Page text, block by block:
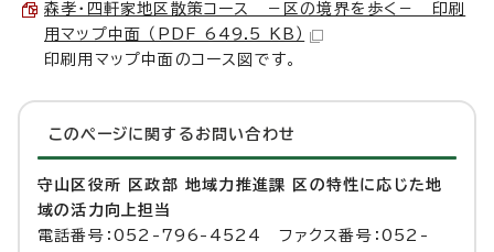
森孝・四軒家地区散策コース －区の境界を歩く－ 印刷
用マップ中面 （PDF 649.5 KB）
印刷用マップ中面のコース図です。
このページに関する お問い合わせ
守山区役所 区政部 地域力推進課 区の特性に応じた地
域の活力向上担当
電話番号：052-796-4524 ファクス番号：052-